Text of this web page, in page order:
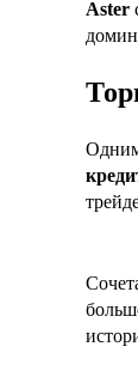
Aster
Одним